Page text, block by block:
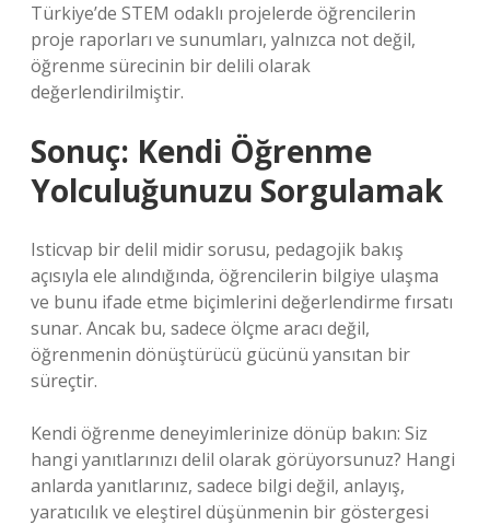
Türkiye’de STEM odaklı projelerde öğrencilerin
proje raporları ve sunumları, yalnızca not değil,
öğrenme sürecinin bir delili olarak
değerlendirilmiştir.
Sonuç: Kendi Öğrenme
Yolculuğunuzu Sorgulamak
Isticvap bir delil midir sorusu, pedagojik bakış
açısıyla ele alındığında, öğrencilerin bilgiye ulaşma
ve bunu ifade etme biçimlerini değerlendirme fırsatı
sunar. Ancak bu, sadece ölçme aracı değil,
öğrenmenin dönüştürücü gücünü yansıtan bir
süreçtir.
Kendi öğrenme deneyimlerinize dönüp bakın: Siz
hangi yanıtlarınızı delil olarak görüyorsunuz? Hangi
anlarda yanıtlarınız, sadece bilgi değil, anlayış,
yaratıcılık ve eleştirel düşünmenin bir göstergesi